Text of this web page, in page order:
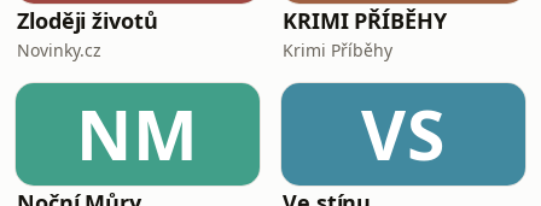
Zloději životů
Novinky.cz
KRIMI PŘÍBĚHY
Krimi Příběhy
NM VS